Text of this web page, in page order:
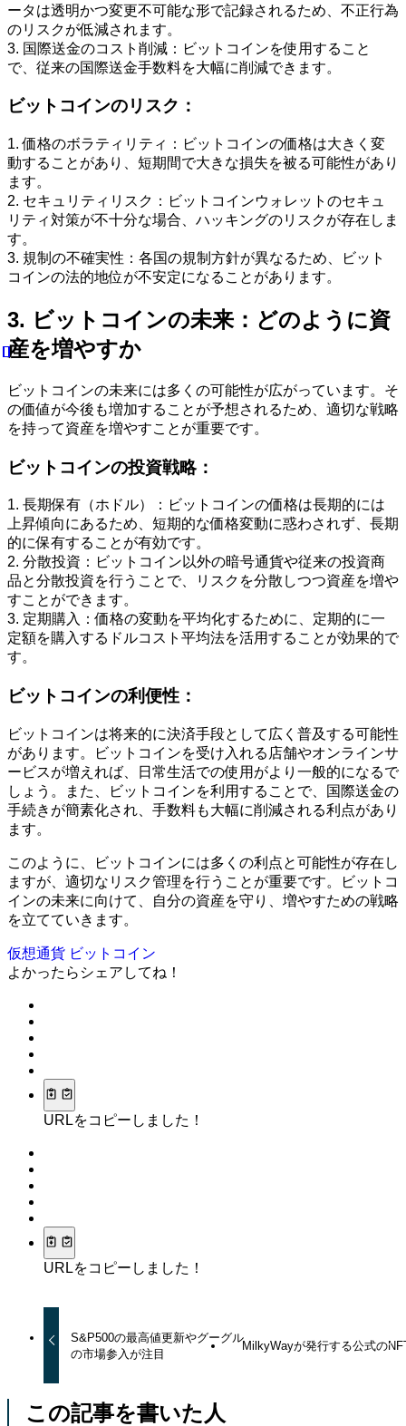
ータは透明かつ変更不可能な形で記録されるため、不正行為
のリスクが低減されます。
3. 国際送金のコスト削減：ビットコインを使用すること
で、従来の国際送金手数料を大幅に削減できます。
ビットコインのリスク：
1. 価格のボラティリティ：ビットコインの価格は大きく変
動することがあり、短期間で大きな損失を被る可能性があり
ます。
2. セキュリティリスク：ビットコインウォレットのセキュ
リティ対策が不十分な場合、ハッキングのリスクが存在しま
す。
3. 規制の不確実性：各国の規制方針が異なるため、ビット
コインの法的地位が不安定になることがあります。
3. ビットコインの未来：どのように資
産を増やすか
ビットコインの未来には多くの可能性が広がっています。そ
の価値が今後も増加することが予想されるため、適切な戦略
を持って資産を増やすことが重要です。
ビットコインの投資戦略：
1. 長期保有（ホドル）：ビットコインの価格は長期的には
上昇傾向にあるため、短期的な価格変動に惑わされず、長期
的に保有することが有効です。
2. 分散投資：ビットコイン以外の暗号通貨や従来の投資商
品と分散投資を行うことで、リスクを分散しつつ資産を増や
すことができます。
3. 定期購入：価格の変動を平均化するために、定期的に一
定額を購入するドルコスト平均法を活用することが効果的で
す。
ビットコインの利便性：
ビットコインは将来的に決済手段として広く普及する可能性
があります。ビットコインを受け入れる店舗やオンラインサ
ービスが増えれば、日常生活での使用がより一般的になるで
しょう。また、ビットコインを利用することで、国際送金の
手続きが簡素化され、手数料も大幅に削減される利点があり
ます。
このように、ビットコインには多くの利点と可能性が存在し
ますが、適切なリスク管理を行うことが重要です。ビットコ
インの未来に向けて、自分の資産を守り、増やすための戦略
を立てていきます。
仮想通貨 ビットコイン
よかったらシェアしてね！
URLをコピーしました！
URLをコピーしました！
S&P500の最高値更新やグーグル
の市場参入が注目
MilkyWayが発行する公式の
この記事を書いた人